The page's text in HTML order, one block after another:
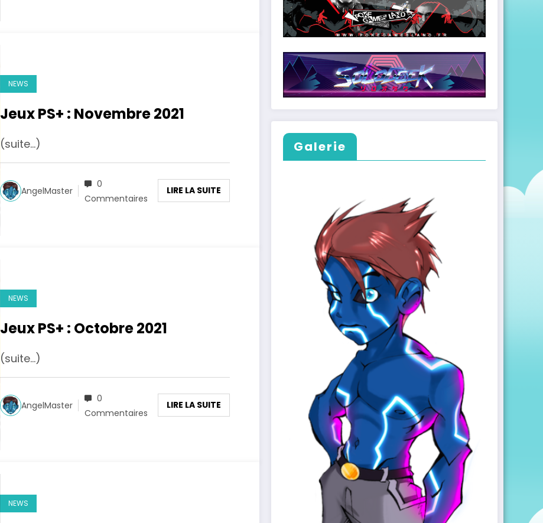
NEWS
Jeux PS+ : Novembre 2021
(suite…)
AngelMaster
0
Commentaires
LIRE LA SUITE
NEWS
Jeux PS+ : Octobre 2021
(suite…)
AngelMaster
0
Commentaires
LIRE LA SUITE
NEWS
Galerie